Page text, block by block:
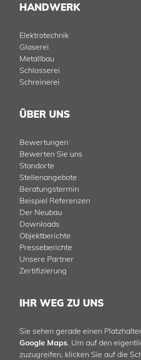
HANDWERK
Elektrotechnik
Glaserei
Metallbau
Schlosserei
Schreinerei
ÜBER UNS
Bewertungen
Bewerten Sie uns
Standorte
Stellenangebote
Beratungstermin
Beispiel Referenzen
Der Neubau
Downloads
Objektberichte
Presseberichte
Unsere Partner
Zertifizierung
IHR WEG ZU UNS
Sie sehen gerade einen
Google Maps. Um auf den
zuzugreifen, klicken Sie auf die